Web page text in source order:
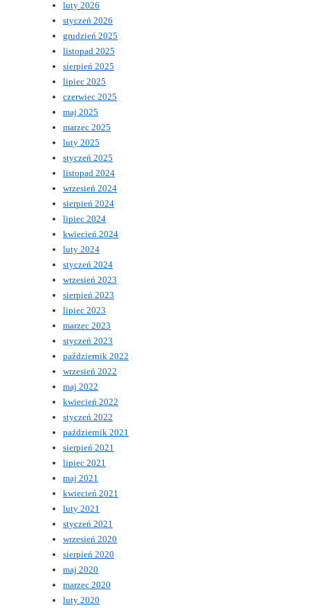
luty 2026
styczeń 2026
grudzień 2025
listopad 2025
sierpień 2025
lipiec 2025
czerwiec 2025
maj 2025
marzec 2025
luty 2025
styczeń 2025
listopad 2024
wrzesień 2024
sierpień 2024
lipiec 2024
kwiecień 2024
luty 2024
styczeń 2024
wrzesień 2023
sierpień 2023
lipiec 2023
marzec 2023
styczeń 2023
październik 2022
wrzesień 2022
maj 2022
kwiecień 2022
styczeń 2022
październik 2021
sierpień 2021
lipiec 2021
maj 2021
kwiecień 2021
luty 2021
styczeń 2021
wrzesień 2020
sierpień 2020
maj 2020
marzec 2020
luty 2020